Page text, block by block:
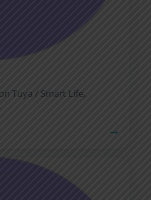
Tuya / Smart Life,
→